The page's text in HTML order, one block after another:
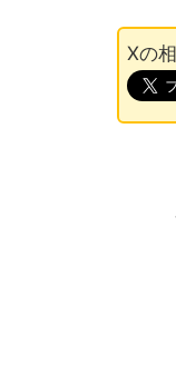
Xの